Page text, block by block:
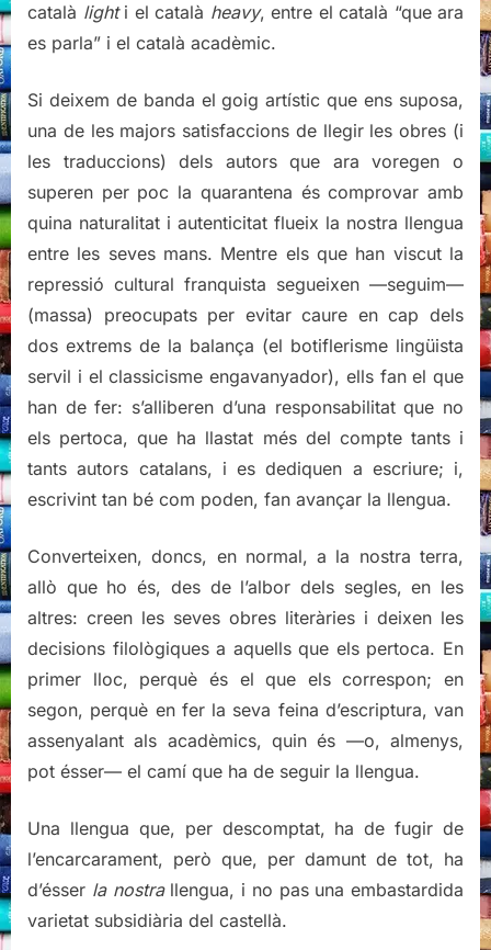
català lighti el català heavy, entre el català “que ara
es parla” i el català acadèmic.
Si deixem de banda el goig artístic que ens suposa,
una de les majors satisfaccions de llegir les obres (i
les traduccions) dels autors que ara voregen o
superen per poc la quarantena és comprovar amb
quina naturalitat i autenticitat flueix la nostra llengua
entre les seves mans. Mentre els que han viscut la
repressió cultural franquista segueixen —seguim—
(massa) preocupats per evitar caure en cap dels
dos extrems de la balança (el botiflerisme lingüista
servil i el classicisme engavanyador), ells fan el que
han de fer: s’alliberen d’una responsabilitat que no
els pertoca, que ha llastat més del compte tants i
tants autors catalans, i es dediquen a escriure; i,
escrivint tan bé com poden, fan avançar la llengua.
Converteixen, doncs, en normal, a la nostra terra,
allò que ho és, des de l’albor dels segles, en les
altres: creen les seves obres literàries i deixen les
decisions filològiques a aquells que els pertoca. En
primer lloc, perquè és el que els correspon; en
segon, perquè en fer la seva feina d’escriptura, van
assenyalant als acadèmics, quin és —o, almenys,
pot ésser— el camí que ha de seguir la llengua.
Una llengua que, per descomptat, ha de fugir de
l’encarcarament, però que, per damunt de tot, ha
d’ésser la nostra llengua, i no pas una embastardida
varietat subsidiària del castellà.